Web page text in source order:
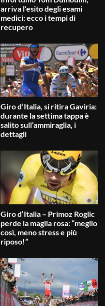
arriva l’esito degli esami
medici: ecco i tempi di
recupero
Giro d’Italia, si ritira Gaviria:
durante la settima tappa è
salito sull’ammiraglia, i
dettagli
Giro d’Italia – Primoz Roglic
perde la maglia rosa: “meglio
così, meno stress e più
riposo!”